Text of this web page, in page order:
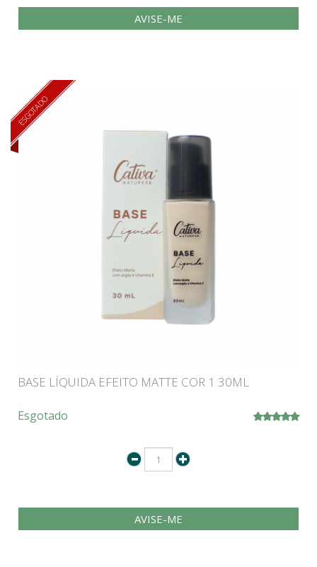
AVISE-ME
ESGOTADO
BASE LÍQUIDA EFEITO MATTE COR 1 30ML
Esgotado
AVISE-ME